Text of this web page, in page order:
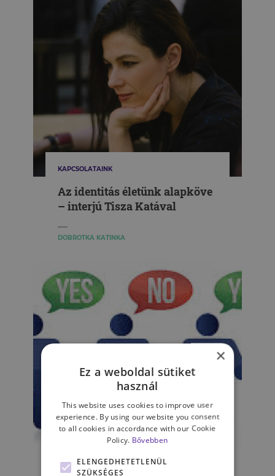
KAPCSOLATAINK
Az identitás életünk alapköve
– interjú Tisza Katával
DOBROTKA KATINKA
KAPCSOLATAINK
Hogyan győzd meg a
×
Ez a weboldal sütiket
használ
This website uses cookies to improve user
experience. By using our website you consent
to all cookies in accordance with our Cookie
Policy. Bővebben
ELENGEDHETETLENÜL
SZÜKSÉGES